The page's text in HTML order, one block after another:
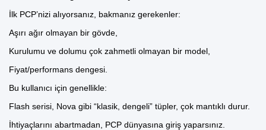
İlk PCP’nizi alıyorsanız, bakmanız gerekenler:
Aşırı ağır olmayan bir gövde,
Kurulumu ve dolumu çok zahmetli olmayan bir model,
Fiyat/performans dengesi.
Bu kullanıcı için genellikle:
Flash serisi, Nova gibi “klasik, dengeli” tüpler, çok mantıklı durur.
İhtiyaçlarını abartmadan, PCP dünyasına giriş yaparsınız.